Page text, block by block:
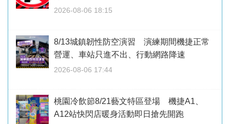
2026-08-06 18:15
8/13城鎮韌性防空演習 演練期間機捷正常
營運、車站只進不出、行動網路降速
2026-08-06 17:44
桃園冷飲節8/21藝文特區登場 機捷A1、
A12站快閃店暖身活動即日搶先開跑